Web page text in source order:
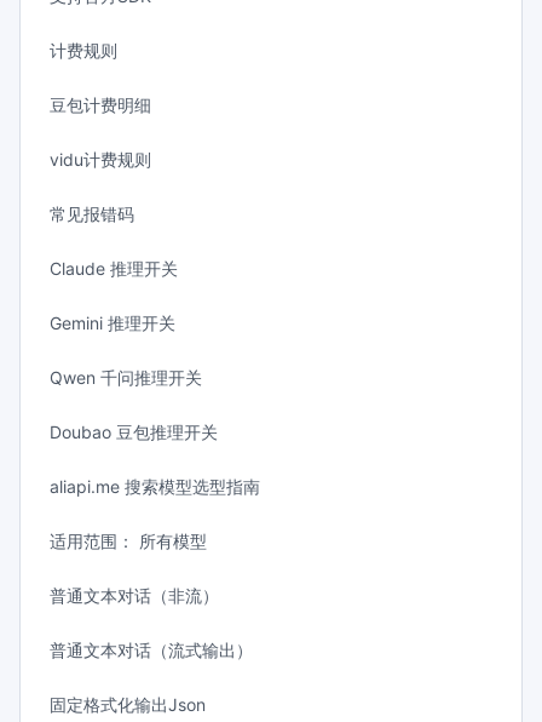
计费规则
豆包计费明细
vidu计费规则
常见报错码
Claude 推理开关
Gemini 推理开关
Qwen 千问推理开关
Doubao 豆包推理开关
aliapi.me 搜索模型选型指南
适用范围： 所有模型
普通文本对话（非流）
普通文本对话（流式输出）
固定格式化输出Json